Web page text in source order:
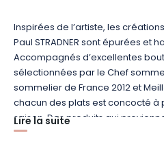
Inspirées de l’artiste, les
Paul STRADNER sont épurées et
Accompagnés d’excellentes
sélectionnées par le Chef
sommelier de France 2012 et
chacun des plats est concocté à
saison. Des produits qui
sélectionnés. C’est dire s’ils
Lire la suite